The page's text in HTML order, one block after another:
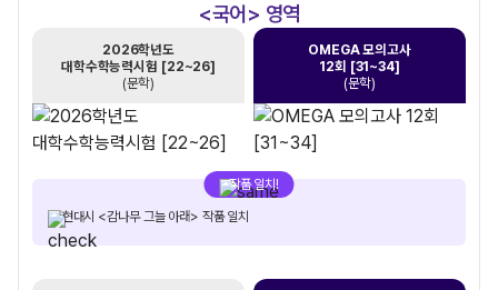
<국어> 영역
2026학년도
대학수학능력시험 [22~26]
(문학)
OMEGA 모의고사
12회 [31~34]
(문학)
현대시 <감나무 그늘 아래> 작품 일치
작품 일치!